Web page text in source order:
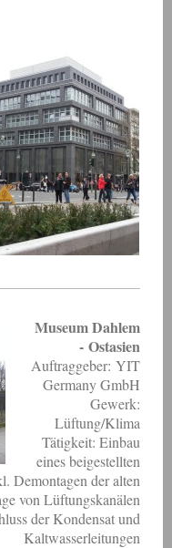
Museum Dahlem
- Ostasien
Auftraggeber: YIT
Germany GmbH
Gewerk:
Lüftung/Klima
Tätigkeit: Einbau
eines beigestellten
Demontagen der alten
von Lüftungskanälen
der Kondensat und
Kaltwasserleitungen